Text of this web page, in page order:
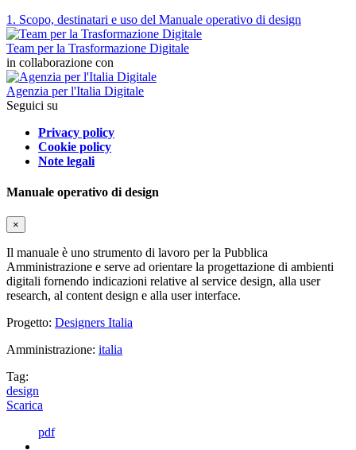
1. Scopo, destinatari e uso del Manuale operativo di design
Team per la Trasformazione Digitale
in collaborazione con
Agenzia per l'Italia Digitale
Seguici su
Privacy policy
Cookie policy
Note legali
Manuale operativo di design
×
Il manuale è uno strumento di lavoro per la Pubblica
Amministrazione e serve ad orientare la progettazione di ambienti
digitali fornendo indicazioni relative al service design, alla user
research, al content design e alla user interface.
Progetto: Designers Italia
Amministrazione: italia
Tag:
design
Scarica
pdf